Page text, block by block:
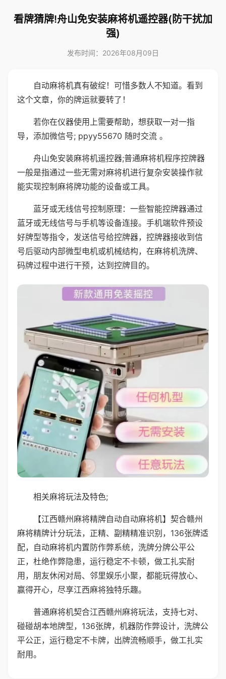
看牌猜牌!舟山免安装麻将机遥控器(防干扰加
强)
发布时间：2026年08月09日
自动麻将机真有破绽！可惜多数人不知道。看到
这个文章，你的牌运就要转了！
若你在仪器使用上需要帮助，想获取一对一指
导，添加微信号; ppyy55670 随时交流 。
舟山免安装麻将机遥控器;普通麻将机程序控牌器
一般是指通过一些无需对麻将机进行复杂安装操作就
能实现控制麻将牌功能的设备或工具。
蓝牙或无线信号控制原理：一些智能控牌器通过
蓝牙或无线信号与手机等设备连接。手机端软件预设
好牌型等指令，发送信号给控牌器，控牌器接收到信
号后驱动内部微型电机或机械结构，在麻将机洗牌、
码牌过程中进行干预，达到控牌目的。
相关麻将玩法及特色;
【江西赣州麻将精牌自动自动麻将机】契合赣州
麻将精牌计分玩法，正精、副精精准识别，136张牌适
配，自动麻将机内置防作弊系统，洗牌分牌公平公
正，杜绝作弊隐患，运行稳定不卡顿，做工扎实耐
用，朋友休闲对局、邻里娱乐小聚，都能玩得放心、
赢得开心，尽享江西麻将独特乐趣。
普通麻将机契合江西赣州麻将玩法，支持七对、
碰碰胡本地牌型，136张牌，机器防作弊设计，洗牌公
平公正，运行稳定不卡牌，出牌流畅顺手，做工扎实
耐用。